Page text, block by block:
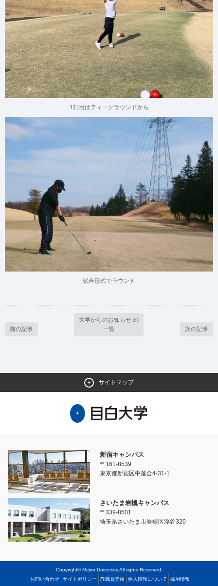
1打目はティーグラウンドから
試合形式でラウンド
前の記事
大学からのお知らせ の
一覧
次の記事
サイトマップ
新宿キャンパス
〒161-8539
東京都新宿区中落合4-31-1
さいたま岩槻キャンパス
〒339-8501
埼玉県さいたま市岩槻区浮谷320
Copyright© Mejiro University All rights Reserved.
お問い合わせ
サイトポリシー 教職員専用 個人情報について 採用情報